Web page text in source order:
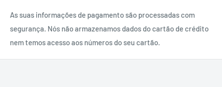
As suas informações de pagamento são processadas com
segurança. Nós não armazenamos dados do cartão de crédito
nem temos acesso aos números do seu cartão.